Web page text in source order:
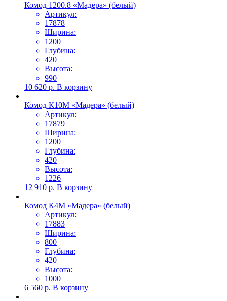
Комод 1200.8 «Мадера» (белый)
Артикул:
17878
Ширина:
1200
Глубина:
420
Высота:
990
10 620 р. В корзину
Комод К10М «Мадера» (белый)
Артикул:
17879
Ширина:
1200
Глубина:
420
Высота:
1226
12 910 р. В корзину
Комод К4М «Мадера» (белый)
Артикул:
17883
Ширина:
800
Глубина:
420
Высота:
1000
6 560 р. В корзину